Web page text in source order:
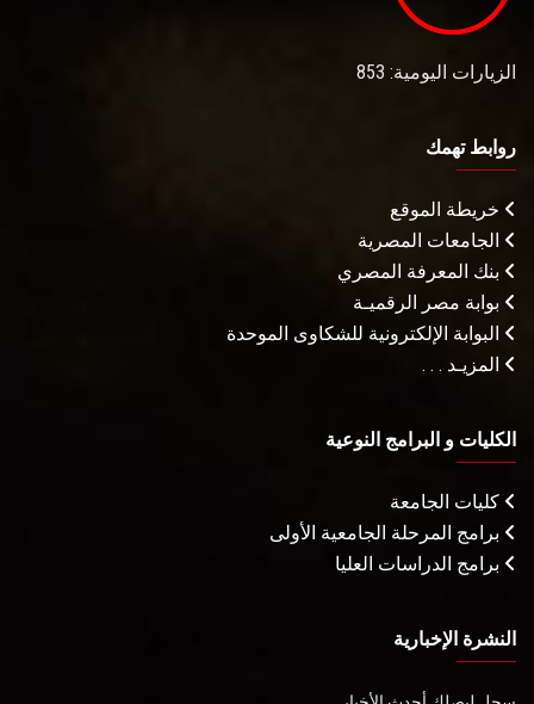
الزيارات اليومية: 853
روابط تهمك
خريطة الموقع
الجامعات المصرية
بنك المعرفة المصري
بوابة مصر الرقميـة
البوابة الإلكترونية للشكاوى الموحدة
المزيـد . . .
الكليات و البرامج النوعية
كليات الجامعة
برامج المرحلة الجامعية الأولى
برامج الدراسات العليا
النشرة الإخبارية